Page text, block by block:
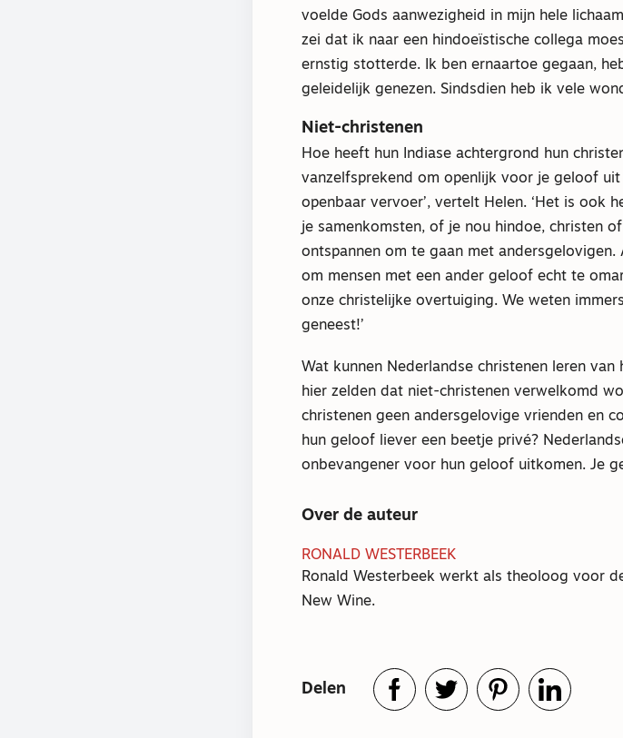
voelde Gods aanwezigheid in mijn hele
zei dat ik naar een hindoeïstische collega
ernstig stotterde. Ik ben ernaartoe gegaan,
geleidelijk genezen. Sindsdien heb ik vele
Niet-christenen
Hoe heeft hun Indiase achtergrond hun
vanzelfsprekend om openlijk voor je geloof
openbaar vervoer’, vertelt Helen. ‘Het is ook
je samenkomsten, of je nou hindoe, christen
ontspannen om te gaan met andersgelovigen.
om mensen met een ander geloof echt te
onze christelijke overtuiging. We weten
geneest!’
Wat kunnen Nederlandse christenen leren van
hier zelden dat niet-christenen verwelkomd
christenen geen andersgelovige vrienden en
hun geloof liever een beetje privé?
onbevangener voor hun geloof uitkomen. Je
Over de auteur
RONALD WESTERBEEK
Ronald Westerbeek werkt als theoloog voor
New Wine.
Delen